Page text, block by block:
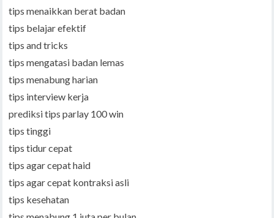
tips menaikkan berat badan
tips belajar efektif
tips and tricks
tips mengatasi badan lemas
tips menabung harian
tips interview kerja
prediksi tips parlay 100 win
tips tinggi
tips tidur cepat
tips agar cepat haid
tips agar cepat kontraksi asli
tips kesehatan